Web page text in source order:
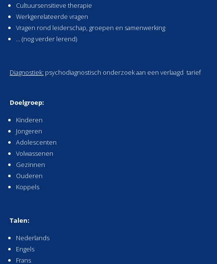
Cultuursensitieve therapie
Werkgerelateerde vragen
Vragen rond leiderschap, groepen en samenwerking
... (nog verder lerend)
Diagnostiek: psychodiagnostisch onderzoek aan een verlaagd tarief
Doelgroep:
Kinderen
Jongeren
Adolescenten
Volwassenen
Gezinnen
Ouderen
Koppels
Talen:
Nederlands
Engels
Frans